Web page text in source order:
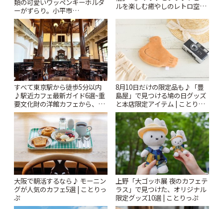
ーがずらり。小平市
「Kimamaya T&K」 | ことりっ
ぷ
ルを楽しむ癒やしのレトロ空間
すべて東京駅から徒歩5分以内
♪駅近カフェ最新ガイド6選~重
要文化財の洋館カフェから、改
札すぐのレトロ喫茶まで~ | こと
りっぷ
8月10日だけの限定品も♪「豊
島屋」で見つける鳩の日グッズ
と本店限定アイテム | ことりっ
ぷ
大阪で朝活するなら♪ モーニン
グが人気のカフェ5選 | ことりっ
ぷ
上野「大ゴッホ展 夜のカフェテ
ラス」で見つけた、オリジナル
限定グッズ10選 | ことりっぷ